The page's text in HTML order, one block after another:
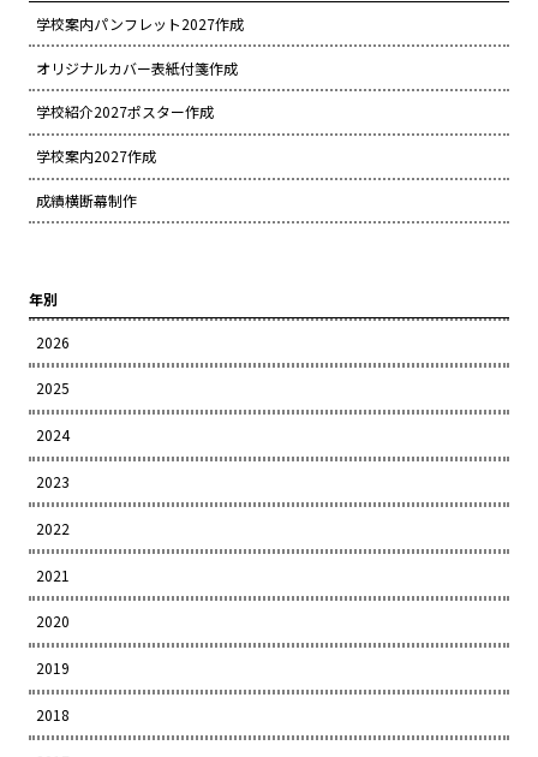
学校案内パンフレット2027作成
オリジナルカバー表紙付箋作成
学校紹介2027ポスター作成
学校案内2027作成
成績横断幕制作
年別
2026
2025
2024
2023
2022
2021
2020
2019
2018